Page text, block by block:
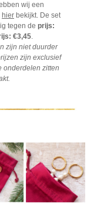
wij een
hier bekijkt. De set
tegen de prijs:
€3,45.
zijn niet duurder
zijn exclusief
onderdelen zitten